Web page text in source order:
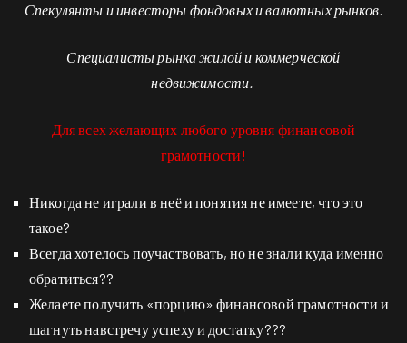
Спекулянты и инвесторы фондовых и валютных рынков.
Специалисты рынка жилой и коммерческой
недвижимости.
Для всех желающих любого уровня финансовой
грамотности!
Никогда не играли в неё и понятия не имеете, что это
такое?
Всегда хотелось поучаствовать, но не знали куда именно
обратиться??
Желаете получить «порцию» финансовой грамотности и
шагнуть навстречу успеху и достатку???